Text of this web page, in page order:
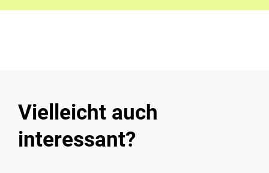
Vielleicht auch
interessant?